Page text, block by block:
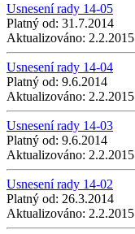
Usnesení rady 14-05
Platný od: 31.7.2014
Aktualizováno: 2.2.2015
Usnesení rady 14-04
Platný od: 9.6.2014
Aktualizováno: 2.2.2015
Usnesení rady 14-03
Platný od: 9.6.2014
Aktualizováno: 2.2.2015
Usnesení rady 14-02
Platný od: 26.3.2014
Aktualizováno: 2.2.2015